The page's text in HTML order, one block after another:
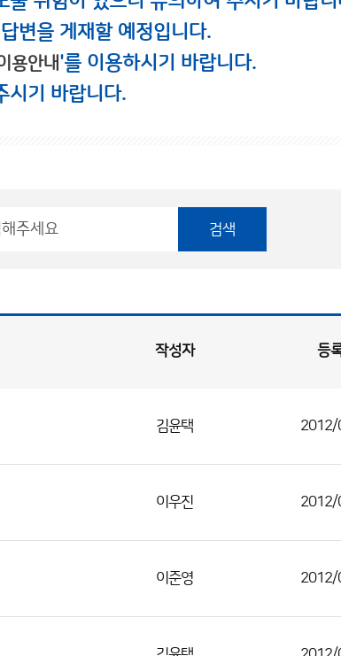
변을 게재할 예정입니다.
용안내'를 이용하시기 바랍니다.
시기 바랍니다.
검색
작성자 등
김윤택 2012/
이우진 2012/
이준영 2012/